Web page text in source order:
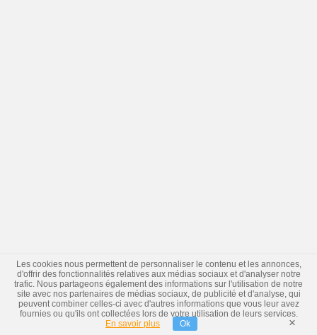
Les cookies nous permettent de personnaliser le contenu et les annonces,
d'offrir des fonctionnalités relatives aux médias sociaux et d'analyser notre
trafic. Nous partageons également des informations sur l'utilisation de notre
site avec nos partenaires de médias sociaux, de publicité et d'analyse, qui
peuvent combiner celles-ci avec d'autres informations que vous leur avez
fournies ou qu'ils ont collectées lors de votre utilisation de leurs services.
En savoir plus
Ok ×